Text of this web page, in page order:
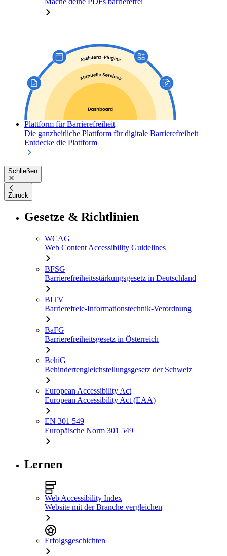
Plattform für Barrierefreiheit
Die ganzheitliche Plattform für digitale Barrierefreiheit
Entdecke die Plattform
Schließen
Zurück
Gesetze & Richtlinien
WCAG
Web Content Accessibility Guidelines
BFSG
Barrierefreiheitsstärkungsgesetz in Deutschland
BITV
Barrierefreie-Informationstechnik-Verordnung
BaFG
Barrierefreiheitsgesetz in Österreich
BehiG
Behindertengleichstellungsgesetz der Schweiz
European Accessibility Act
European Accessibility Act (EAA)
EN 301 549
Europäische Norm 301 549
Lernen
Web Accessibility Index
Website mit der Branche vergleichen
Erfolgsgeschichten